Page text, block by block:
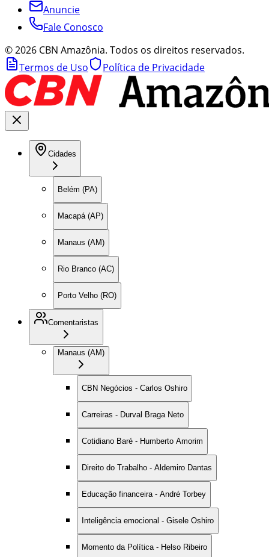
Anuncie
Fale Conosco
©2026 CBN Amazônia. Todos os direitos reservados.
Termos de Uso
Política de Privacidade
Cidades
Belém (PA)
Macapá (AP)
Manaus (AM)
Rio Branco (AC)
Porto Velho (RO)
Comentaristas
Manaus (AM)
CBN Negócios - Carlos Oshiro
Carreiras - Durval Braga Neto
Cotidiano Baré - Humberto Amorim
Direito do Trabalho - Aldemiro Dantas
Educação financeira - André Torbey
Inteligência emocional - Gisele Oshiro
Momento da Política - Helso Ribeiro